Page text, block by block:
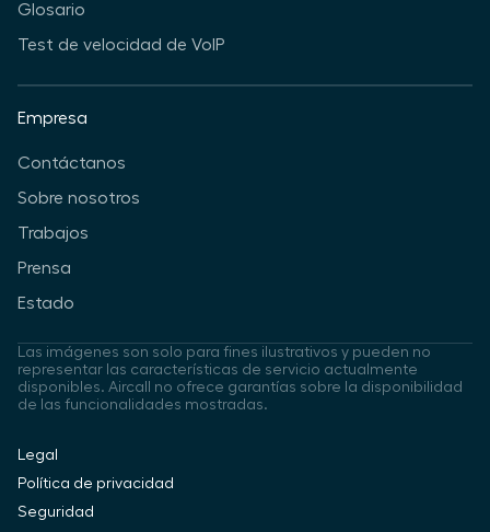
Glosario
Test de velocidad de VoIP
Empresa
Contáctanos
Sobre nosotros
Trabajos
Prensa
Estado
Las imágenes son solo para fines ilustrativos y pueden no
representar las características de servicio actualmente
disponibles. Aircall no ofrece garantías sobre la disponibilidad
de las funcionalidades mostradas.
Legal
Política de privacidad
Seguridad